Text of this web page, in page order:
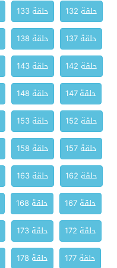
حلقة 132 حلقة 133
حلقة 137
حلقة 138
حلقة 142
حلقة 143
حلقة 147
حلقة 148
حلقة 152
حلقة 153
حلقة 157
حلقة 158
حلقة 162
حلقة 163
حلقة 167
حلقة 168
حلقة 172
حلقة 173
حلقة 177
حلقة 178